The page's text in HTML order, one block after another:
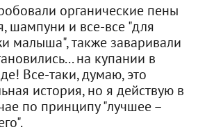
органические пены
шампуни и все-все "для
малыша", также заваривали
на купании в
Все-таки, думаю, это
история, но я действую в
по принципу "лучшее –